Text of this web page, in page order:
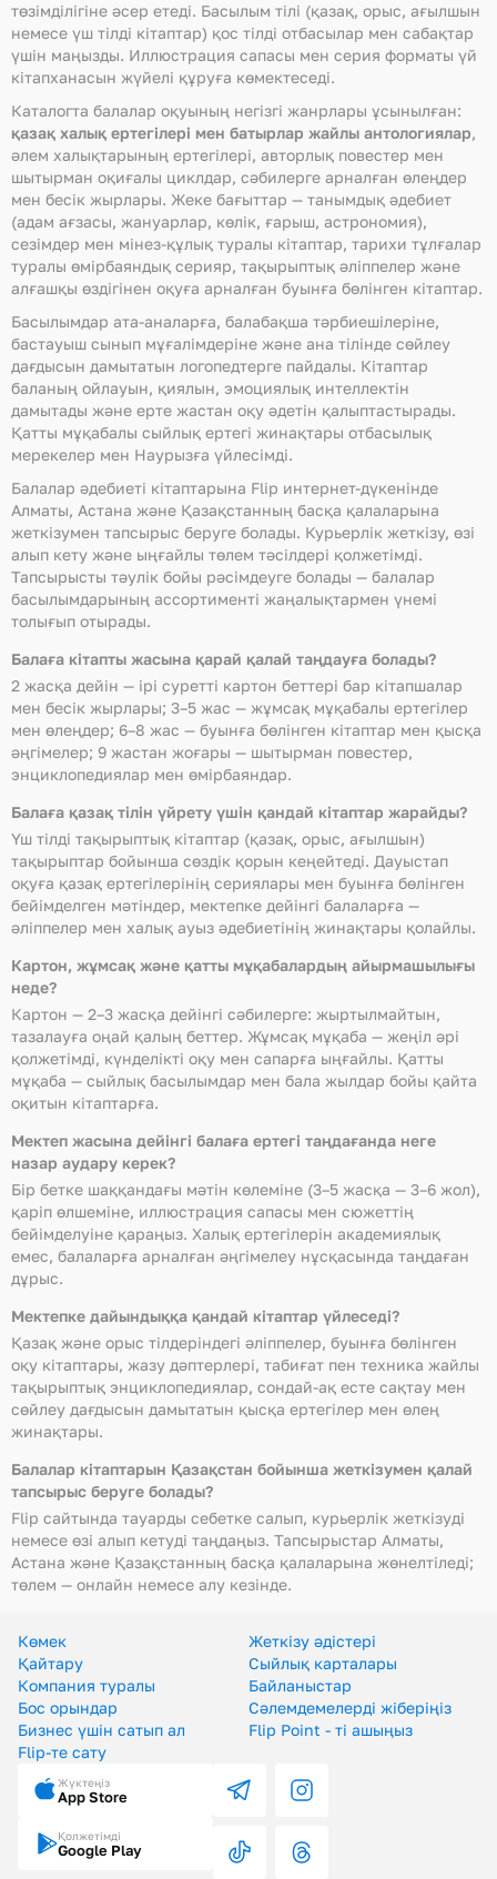
төзімділігіне әсер етеді. Басылым тілі (қазақ, орыс, ағылшын
немесе үш тілді кітаптар) қос тілді отбасылар мен сабақтар
үшін маңызды. Иллюстрация сапасы мен серия форматы үй
кітапханасын жүйелі құруға көмектеседі.
Каталогта балалар оқуының негізгі жанрлары ұсынылған:
қазақ халық ертегілері мен батырлар жайлы антологиялар,
әлем халықтарының ертегілері, авторлық повестер мен
шытырман оқиғалы циклдар, сәбилерге арналған өлеңдер
мен бесік жырлары. Жеке бағыттар — танымдық әдебиет
(адам ағзасы, жануарлар, көлік, ғарыш, астрономия),
сезімдер мен мінез-құлық туралы кітаптар, тарихи тұлғалар
туралы өмірбаяндық серияр, тақырыптық әліппелер және
алғашқы өздігінен оқуға арналған буынға бөлінген кітаптар.
Басылымдар ата-аналарға, балабақша тәрбиешілеріне,
бастауыш сынып мұғалімдеріне және ана тілінде сөйлеу
дағдысын дамытатын логопедтерге пайдалы. Кітаптар
баланың ойлауын, қиялын, эмоциялық интеллектін
дамытады және ерте жастан оқу әдетін қалыптастырады.
Қатты мұқабалы сыйлық ертегі жинақтары отбасылық
мерекелер мен Наурызға үйлесімді.
Балалар әдебиеті кітаптарына Flip интернет-дүкенінде
Алматы, Астана және Қазақстанның басқа қалаларына
жеткізумен тапсырыс беруге болады. Курьерлік жеткізу, өзі
алып кету және ыңғайлы төлем тәсілдері қолжетімді.
Тапсырысты тәулік бойы рәсімдеуге болады — балалар
басылымдарының ассортименті жаңалықтармен үнемі
толығып отырады.
Балаға кітапты жасына қарай қалай таңдауға болады?
2 жасқа дейін — ірі суретті картон беттері бар кітапшалар
мен бесік жырлары; 3–5 жас — жұмсақ мұқабалы ертегілер
мен өлеңдер; 6–8 жас — буынға бөлінген кітаптар мен қысқа
әңгімелер; 9 жастан жоғары — шытырман повестер,
энциклопедиялар мен өмірбаяндар.
Балаға қазақ тілін үйрету үшін қандай кітаптар жарайды?
Үш тілді тақырыптық кітаптар (қазақ, орыс, ағылшын)
тақырыптар бойынша сөздік қорын кеңейтеді. Дауыстап
оқуға қазақ ертегілерінің сериялары мен буынға бөлінген
бейімделген мәтіндер, мектепке дейінгі балаларға —
әліппелер мен халық ауыз әдебиетінің жинақтары қолайлы.
Картон, жұмсақ және қатты мұқабалардың айырмашылығы
неде?
Картон — 2–3 жасқа дейінгі сәбилерге: жыртылмайтын,
тазалауға оңай қалың беттер. Жұмсақ мұқаба — жеңіл әрі
қолжетімді, күнделікті оқу мен сапарға ыңғайлы. Қатты
мұқаба — сыйлық басылымдар мен бала жылдар бойы қайта
оқитын кітаптарға.
Мектеп жасына дейінгі балаға ертегі таңдағанда неге
назар аудару керек?
Бір бетке шаққандағы мәтін көлеміне (3–5 жасқа — 3–6 жол),
қаріп өлшеміне, иллюстрация сапасы мен сюжеттің
бейімделуіне қараңыз. Халық ертегілерін академиялық
емес, балаларға арналған әңгімелеу нұсқасында таңдаған
дұрыс.
Мектепке дайындыққа қандай кітаптар үйлеседі?
Қазақ және орыс тілдеріндегі әліппелер, буынға бөлінген
оқу кітаптары, жазу дәптерлері, табиғат пен техника жайлы
тақырыптық энциклопедиялар, сондай-ақ есте сақтау мен
сөйлеу дағдысын дамытатын қысқа ертегілер мен өлең
жинақтары.
Балалар кітаптарын Қазақстан бойынша жеткізумен қалай
тапсырыс беруге болады?
Flip сайтында тауарды себетке салып, курьерлік жеткізуді
немесе өзі алып кетуді таңдаңыз. Тапсырыстар Алматы,
Астана және Қазақстанның басқа қалаларына жөнелтіледі;
төлем — онлайн немесе алу кезінде.
Көмек
Жеткізу әдістері
Қайтару
Сыйлық карталары
Компания туралы
Байланыстар
Бос орындар
Сәлемдемелерді жіберіңіз
Бизнес үшін сатып ал
Flip Point - ті ашыңыз
Flip-те сату
Жүктеңіз
App Store
Қолжетімді
Google Play